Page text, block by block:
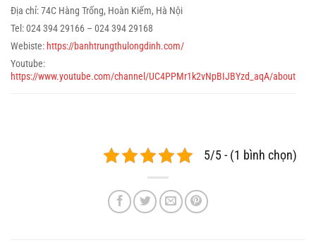
Địa chỉ: 74C Hàng Trống, Hoàn Kiếm, Hà Nội
Tel: 024 394 29166 – 024 394 29168
Webiste: https://banhtrungthulongdinh.com/
Youtube:
https://www.youtube.com/channel/UC4PPMr1k2vNpBIJBYzd_aqA/about
5/5 - (1 bình chọn)